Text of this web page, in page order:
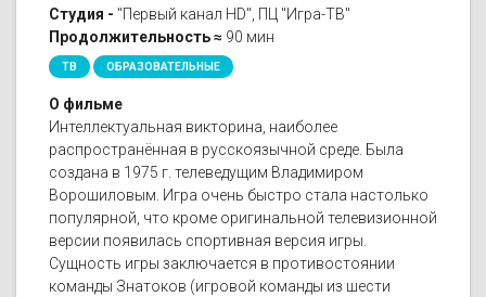
Студия - "Первый канал HD", ПЦ "Игра-ТВ"
Продолжительность ≈ 90 мин
ТВ ОБРАЗОВАТЕЛЬНЫЕ
О фильме
Интеллектуальная викторина, наиболее
распространённая в русскоязычной среде. Была
создана в 1975 г. телеведущим Владимиром
Ворошиловым. Игра очень быстро стала настолько
популярной, что кроме оригинальной телевизионной
версии появилась спортивная версия игры.
Сущность игры заключается в противостоянии
команды Знатоков (игровой команды из шести